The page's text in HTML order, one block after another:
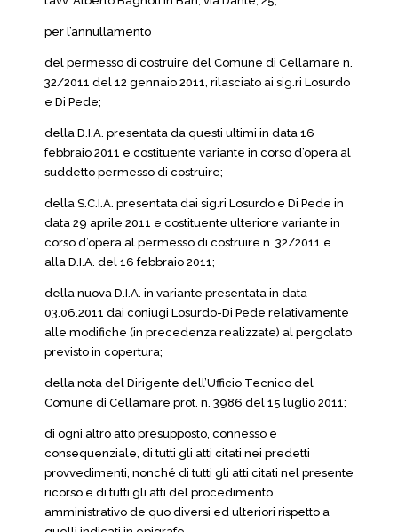
per l’annullamento
del permesso di costruire del Comune di Cellamare n.
32/2011 del 12 gennaio 2011, rilasciato ai sig.ri Losurdo
e Di Pede;
della D.I.A. presentata da questi ultimi in data 16
febbraio 2011 e costituente variante in corso d’opera al
suddetto permesso di costruire;
della S.C.I.A. presentata dai sig.ri Losurdo e Di Pede in
data 29 aprile 2011 e costituente ulteriore variante in
corso d’opera al permesso di costruire n. 32/2011 e
alla D.I.A. del 16 febbraio 2011;
della nuova D.I.A. in variante presentata in data
03.06.2011 dai coniugi Losurdo-Di Pede relativamente
alle modifiche (in precedenza realizzate) al pergolato
previsto in copertura;
della nota del Dirigente dell’Ufficio Tecnico del
Comune di Cellamare prot. n. 3986 del 15 luglio 2011;
di ogni altro atto presupposto, connesso e
consequenziale, di tutti gli atti citati nei predetti
provvedimenti, nonché di tutti gli atti citati nel presente
ricorso e di tutti gli atti del procedimento
amministrativo de quo diversi ed ulteriori rispetto a